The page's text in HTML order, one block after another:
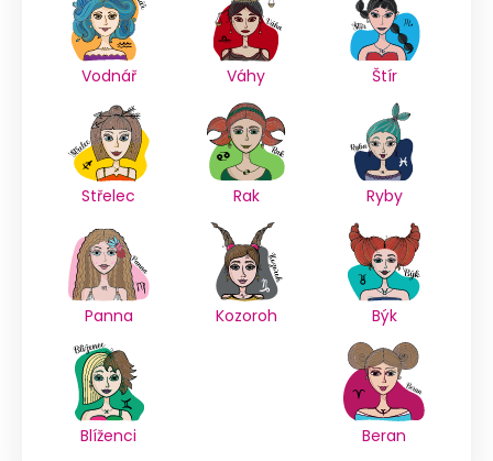
Vodnář Váhy Štír
Střelec Rak Ryby
Panna Kozoroh Býk
Blíženci Beran